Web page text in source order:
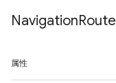
NavigationRoute
属性